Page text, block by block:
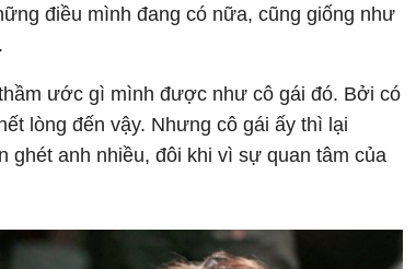
điều mình đang có nữa, cũng giống như
ước gì mình được như cô gái đó. Bởi có
lòng đến vậy. Nhưng cô gái ấy thì lại
ghét anh nhiều, đôi khi vì sự quan tâm của